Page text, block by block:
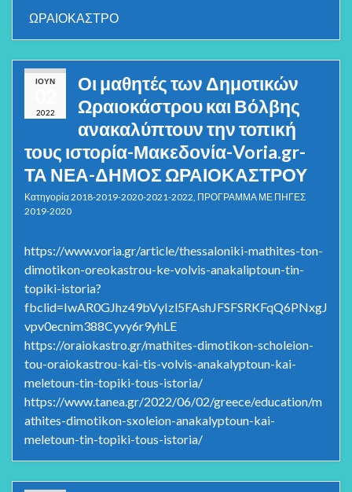
ΩΡΑΙΟΚΑΣΤΡΟ
ΙΟΎΝ
2022
Οι μαθητές των Δημοτικών
Ωραιοκάστρου και Βόλβης
ανακαλύπτουν την τοπική
τους ιστορία-Μακεδονία-Voria.gr-
ΤΑ ΝΕΑ-ΔΗΜΟΣ ΩΡΑΙΟΚΑΣΤΡΟΥ
Κατηγορία2018-2019-2020-2021-2022 ΠΡΟΓΡΑΜΜΑ ΜΕ ΠΗΓΕΣ
2019-2020
https://www.voria.gr/article/thessaloniki-mathites-ton-
dimotikon-oreokastrou-ke-volvis-anakaliptoun-tin-
topiki-istoria?
fbclid=IwAR0GJhz49bVyIzl5FAshJFSFSRKFqQ6PNxgJ
vpv0ecnim388Cyvy6r9yhLE
https://oraiokastro.gr/mathites-dimotikon-scholeion-
tou-oraiokastrou-kai-tis-volvis-anakalyptoun-kai-
meletoun-tin-topiki-tous-istoria/
https://www.tanea.gr/2022/06/02/greece/education/m
athites-dimotikon-sxoleion-anakalyptoun-kai-
meletoun-tin-topiki-tous-istoria/